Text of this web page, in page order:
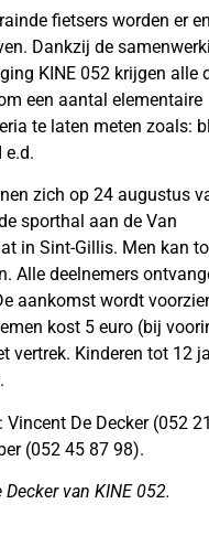
fietsers worden er
Dankzij de
KINE 052 krijgen alle
een aantal elementaire
te laten meten zoals:
e.d.
zich op 24 augustus
sporthal aan de Van
in Sint-Gillis. Men kan
Alle deelnemers
aankomst wordt
kost 5 euro (bij
vertrek. Kinderen tot 12
De Decker (052
(052 45 87 98).
van KINE 052.